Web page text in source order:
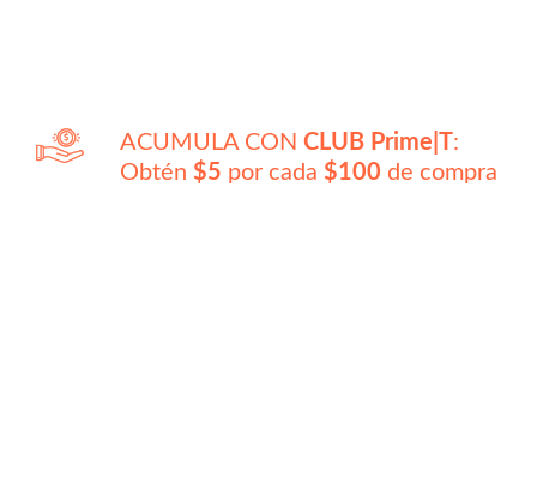
ACUMULA CON CLUB Prime|T:
Obtén $5 por cada $100 de compra